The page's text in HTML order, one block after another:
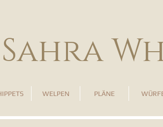
WELPEN PLÄNE